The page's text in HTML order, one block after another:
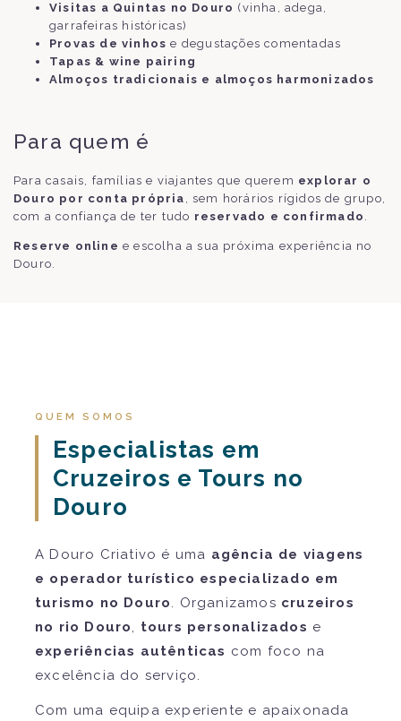
Visitas a Quintas no Douro (vinha, adega,
garrafeiras históricas)
Provas de vinhos e degustações comentadas
Tapas & wine pairing
Almoços tradicionais e almoços harmonizados
Para quem é
Para casais, famílias e viajantes que querem explorar o
Douro por conta própria , sem horários rígidos de grupo,
com a confiança de ter tudo reservado e confirmado .
Reserve online e escolha a sua próxima experiência no
Douro.
QUEM SOMOS
Especialistas em
Cruzeiros e Tours no
Douro
A Douro Criativo é uma agência de viagens
e operador turístico especializado em
turismo no Douro. Organizamos cruzeiros
no rio Douro, tours personalizados e
experiências autênticas com foco na
excelência do serviço.
Com uma equipa experiente e apaixonada